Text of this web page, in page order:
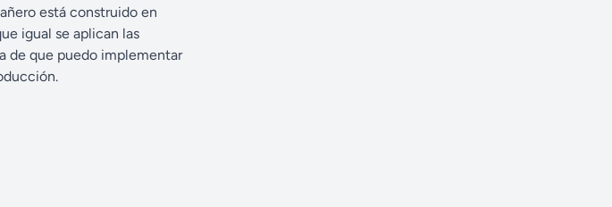
está construido en
igual se aplican las
de que puedo implementar